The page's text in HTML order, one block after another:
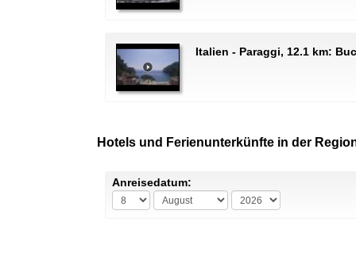
Italien - Paraggi, 12.1 km:
Hotels und Ferienunterkünfte in der
Anreisedatum: